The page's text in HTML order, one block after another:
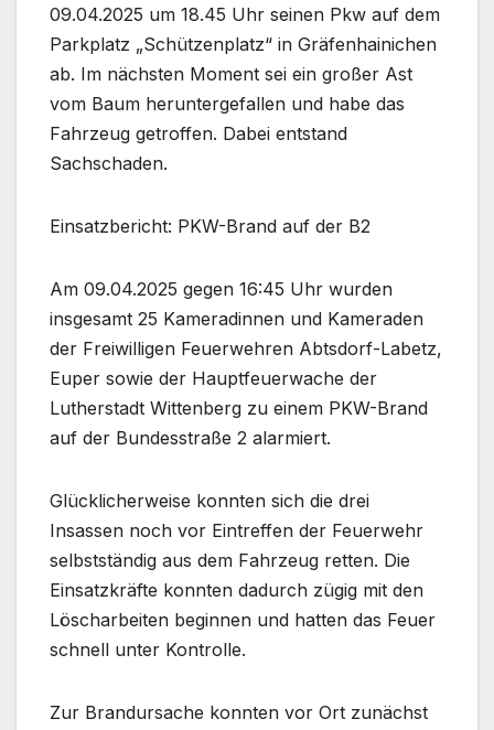
09.04.2025 um 18.45 Uhr seinen Pkw auf dem
Parkplatz „Schützenplatz“ in Gräfenhainichen
ab. Im nächsten Moment sei ein großer Ast
vom Baum heruntergefallen und habe das
Fahrzeug getroffen. Dabei entstand
Sachschaden.
Einsatzbericht: PKW-Brand auf der B2
Am 09.04.2025 gegen 16:45 Uhr wurden
insgesamt 25 Kameradinnen und Kameraden
der Freiwilligen Feuerwehren Abtsdorf-Labetz,
Euper sowie der Hauptfeuerwache der
Lutherstadt Wittenberg zu einem PKW-Brand
auf der Bundesstraße 2 alarmiert.
Glücklicherweise konnten sich die drei
Insassen noch vor Eintreffen der Feuerwehr
selbstständig aus dem Fahrzeug retten. Die
Einsatzkräfte konnten dadurch zügig mit den
Löscharbeiten beginnen und hatten das Feuer
schnell unter Kontrolle.
Zur Brandursache konnten vor Ort zunächst